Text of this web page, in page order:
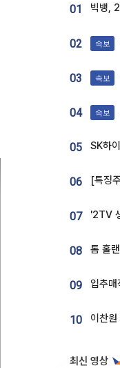
01
02 속보
03 속보
04 속보
05
06
07
08
09
10
최신 영상